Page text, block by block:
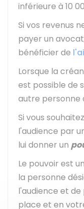
inférieure à 10
Si vos revenus
payer un
bénéficier de
Lorsque la
est possible de
autre personne
Si vous
l'audience par
lui donner un
Le pouvoir est un
la personne
l'audience et
place et en